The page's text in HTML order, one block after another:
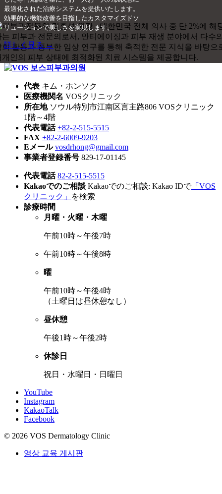
最適化された治療システムを提供いたします。
効果的な機能改善を目指したカスタマイズドソ
リューションで美しさを実現します。
詳しく見る →
代表 キム・ホンソク
医療機関名 VOSクリニック
所在地 ソウル特別市江南区言主路806 VOSクリニック
1階～4階
代表電話 +82-2-515-5515
FAX +82-2-6009-9203
Eメール vosdrhong@gmail.com
事業者登録番号 829-17-01145
代表電話 82-2-515-5515
Kakaoでのご相談 Kakaoでのご相談: Kakao IDで「VOS
クリニック」
を検索
診療時間
月曜・火曜・木曜
午前10時～午後7時
午前10時～午後8時
曜
午前10時～午後4時
（土曜日は昼休憩なし）
昼休憩
午後1時～午後2時
休診日
祝日・水曜日・日曜日
YouTube
Instagram
KakaoTalk
Facebook
© 2026 VOS Dermatology Clinic
영상 교육 게시판